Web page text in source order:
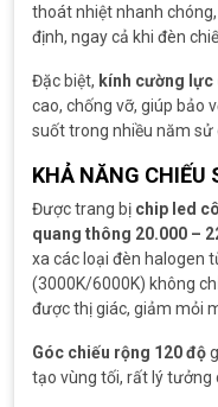
thoát nhiệt nhanh
định, ngay cả khi đèn
Đặc biệt, kính cường lực
cao, chống vỡ, giúp bảo
suốt trong nhiều năm sử
KHẢ NĂNG CHIẾU
Được trang bị chip led
quang thông 20.000 –
xa các loại đèn halogen
(3000K/6000K) không
được thị giác, giảm mỏi
Góc chiếu rộng 120 độ
tạo vùng tối, rất lý tưởng